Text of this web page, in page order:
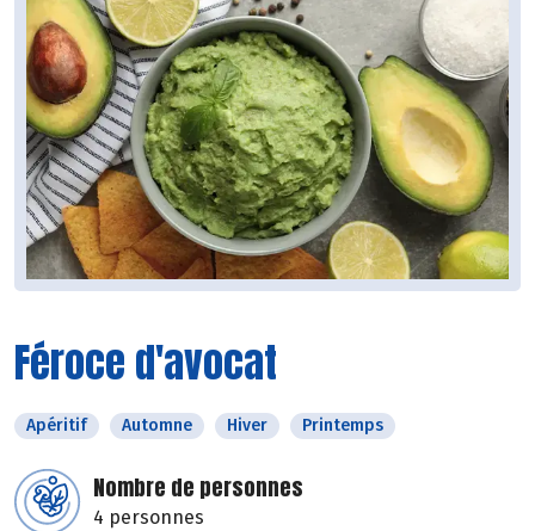
Féroce d'avocat
Apéritif Automne Hiver Printemps
Nombre de personnes
4 personnes